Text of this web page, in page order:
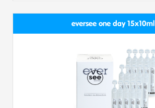
eversee one day 15x10ml